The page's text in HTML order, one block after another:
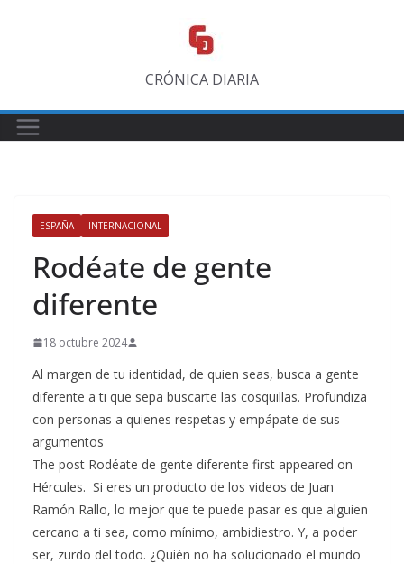
CRÓNICA DIARIA
ESPAÑA INTERNACIONAL
Rodéate de gente
diferente
18 octubre 2024
Al margen de tu identidad, de quien seas, busca a gente
diferente a ti que sepa buscarte las cosquillas. Profundiza
con personas a quienes respetas y empápate de sus
argumentos
The post Rodéate de gente diferente first appeared on
Hércules. Si eres un producto de los videos de Juan
Ramón Rallo, lo mejor que te puede pasar es que alguien
cercano a ti sea, como mínimo, ambidiestro. Y, a poder
ser, zurdo del todo. ¿Quién no ha solucionado el mundo